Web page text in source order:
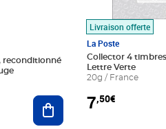
reconditionné
Ajouter au panier
Livraison offerte
La Poste
Collector 4
Lettre Verte
20g / France
7,50€